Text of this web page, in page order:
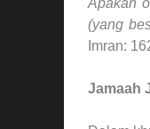
Apakah
(yang
Imran:
Jamaah